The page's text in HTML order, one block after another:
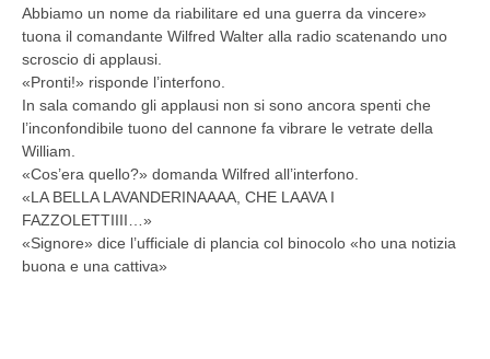
Abbiamo un nome da riabilitare ed una guerra da vincere»
tuona il comandante Wilfred Walter alla radio scatenando uno
scroscio di applausi.
«Pronti!» risponde l’interfono.
In sala comando gli applausi non si sono ancora spenti che
l’inconfondibile tuono del cannone fa vibrare le vetrate della
William.
«Cos’era quello?» domanda Wilfred all’interfono.
«LA BELLA LAVANDERINAAAA, CHE LAAVA I
FAZZOLETTIIII…»
«Signore» dice l’ufficiale di plancia col binocolo «ho una notizia
buona e una cattiva»